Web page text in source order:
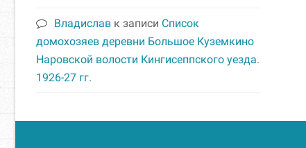
Владислав к записи Список
домохозяев деревни Большое Куземкино
Наровской волости Кингисеппского уезда.
1926-27 гг.